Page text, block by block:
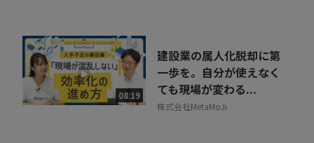
08:19
建設業の属人化脱却に第
一歩を。自分が使えなく
ても現場が変わる...
株式会社MetaMoJi